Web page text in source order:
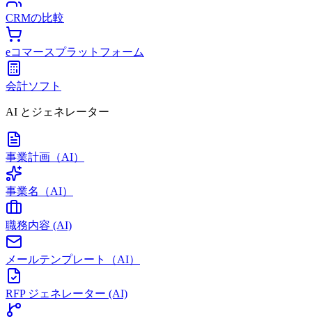
CRMの比較
eコマースプラットフォーム
会計ソフト
AI とジェネレーター
事業計画（AI）
事業名（AI）
職務内容 (AI)
メールテンプレート（AI）
RFP ジェネレーター (AI)